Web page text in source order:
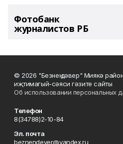
Фотобанк
журналистов РБ
© 2026 "Безнең дәвер" Миякә
иҗтимагый-сәяси гәзите сайты
Об использовании персональных
Телефон
8(34788)2-10-84
Эл. почта
beznendever@yandex.ru